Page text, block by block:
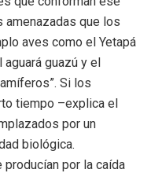
amenazadas que los
aves como el Yetapá
guazú y el
Si los
tiempo –explica el
por un
biológica.
por la caída